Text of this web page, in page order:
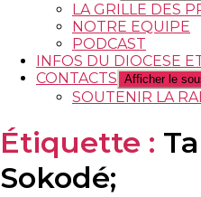
LA GRILLE DES
NOTRE EQUIPE
PODCAST
INFOS DU DIOCESE
CONTACTS Afficher le
SOUTENIR LA
Étiquette :
Sokodé;